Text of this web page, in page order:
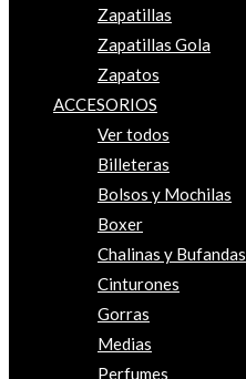
Zapatillas
Zapatillas Gola
Zapatos
ACCESORIOS
Ver todos
Billeteras
Bolsos y Mochilas
Boxer
Chalinas y Bufandas
Cinturones
Gorras
Medias
Perfumes